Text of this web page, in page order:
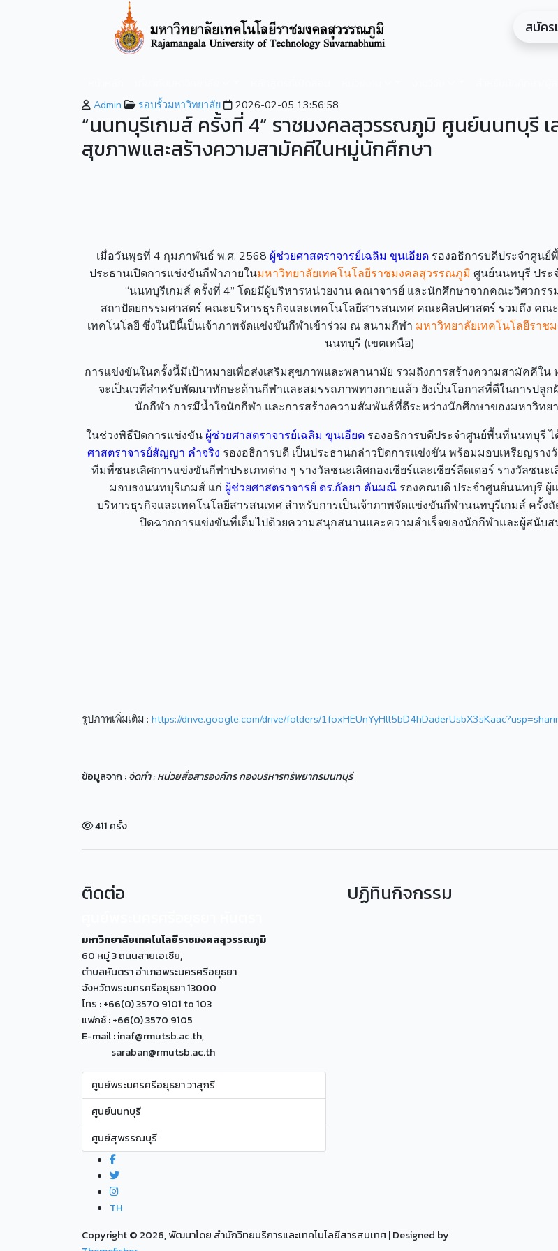
สมัคร
Admin รอบรั้วมหาวิทยาลัย 2026-02-05 13:56:58
“นนทบุรีเกมส์ ครั้งที่ 4” ราชมงคลสุวรรณภูมิ ศูนย์นนทบุรี เ
สุขภาพและสร้างความสามัคคีในหมู่นักศึกษา
เมื่อวันพุธที่ 4 กุมภาพันธ์ พ.ศ. 2568 ผู้ช่วยศาสตราจารย์เฉลิม ขุนเอียดรองอธิการบดีประจำศูนย์
ประธานเปิดการแข่งขันกีฬาภายในมหาวิทยาลัยเทคโนโลยีราชมงคลสุวรรณภูมิ ศูนย์นนทบุรี ประ
“นนทบุรีเกมส์ ครั้งที่ 4” โดยมีผู้บริหารหน่วยงาน คณาจารย์ และนักศึกษาจากคณะวิศวกรร
สถาปัตยกรรมศาสตร์ คณะบริหารธุรกิจและเทคโนโลยีสารสนเทศ คณะศิลปศาสตร์ รวมถึง คณ
เทคโนโลยี ซึ่งในปีนี้เป็นเจ้าภาพจัดแข่งขันกีฬาเข้าร่วม ณ สนามกีฬา มหาวิทยาลัยเทคโนโลยีราช
นนทบุรี (เขตเหนือ)
การแข่งขันในครั้งนี้มีเป้าหมายเพื่อส่งเสริมสุขภาพและพลานามัย รวมถึงการสร้างความสามัคคีใ
จะเป็นเวทีสำหรับพัฒนาทักษะด้านกีฬาและสมรรถภาพทางกายแล้ว ยังเป็นโอกาสที่ดีในการปลู
นักกีฬา การมีน้ำใจนักกีฬา และการสร้างความสัมพันธ์ที่ดีระหว่างนักศึกษาของมหาวิทย
ในช่วงพิธีปิดการแข่งขัน ผู้ช่วยศาสตราจารย์เฉลิม ขุนเอียด รองอธิการบดีประจำศูนย์พื้นที่นนทบุรี
ศาสตราจารย์สัญญา คำจริง รองอธิการบดี เป็นประธานกล่าวปิดการแข่งขัน พร้อมมอบเหรียญราง
ทีมที่ชนะเลิศการแข่งขันกีฬาประเภทต่าง ๆ รางวัลชนะเลิศกองเชียร์และเชียร์ลีดเดอร์ รางวัลชนะ
มอบธงนนทบุรีเกมส์ แก่ ผู้ช่วยศาสตราจารย์ ดร.กัลยา ตันมณีรองคณบดี ประจำศูนย์นนทบุรี
บริหารธุรกิจและเทคโนโลยีสารสนเทศ สำหรับการเป็นเจ้าภาพจัดแข่งขันกีฬานนทบุรีเกมส์ ครั้งถั
ปิดฉากการแข่งขันที่เต็มไปด้วยความสนุกสนานและความสำเร็จของนักกีฬาและผู้สนับ
รูปภาพเพิ่มเติม : https://drive.google.com/drive/folders/
ข้อมูลจาก :จัดทำ : หน่วยสื่อสารองค์กร กองบริหารทรัพยากรนนทบุรี
411 ครั้ง
ติดต่อ
มหาวิทยาลัยเทคโนโลยีราชมงคลสุวรรณภูมิ
60 หมู่ 3 ถนนสายเอเซีย,
ตำบลหันตรา อำเภอพระนครศรีอยุธยา
จังหวัดพระนครศรีอยุธยา 13000
โทร : +66(0) 3570 9101 to 103
แฟกซ์ : +66(0) 3570 9105
E-mail : inaf@rmutsb.ac.th,
saraban@rmutsb.ac.th
ศูนย์พระนครศรีอยุธยา วาสุกรี
ศูนย์นนทบุรี
ศูนย์สุพรรณบุรี
TH
ปฏิทินกิจกรรม
Copyright © 2026, พัฒนาโดย สำนักวิทยบริการและเทคโนโลยีสารสนเทศ| Designed by